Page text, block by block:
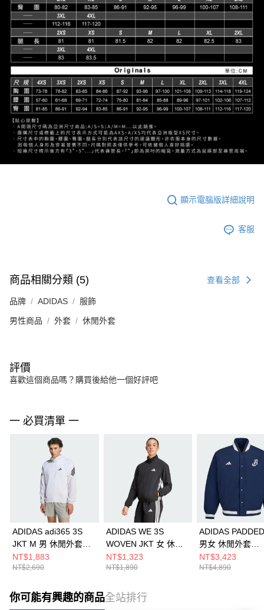
顯示電腦版詳細說明
客服
商品相關分類 (5) 查看全部
品牌 ADIDAS 服飾
男性商品 外套 休閒外套
評價
喜歡這個商品嗎？購買後給他一個好評吧
一 必買清單 一
ADIDAS adi365 3S
JKT M 男 休閒外套
KQ8061
NT$1,883
NT$2,690
ADIDAS WE 3S
WOVEN JKT 女 休閒
外套 JD6539
NT$1,323
NT$1,890
ADIDAS
男女 休閒外套
KG3224
NT$3,423
NT$4,890
你可能有興趣的商品全站排行